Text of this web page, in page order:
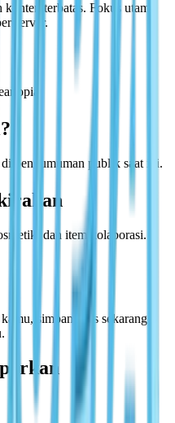
terbatas. Fokus utama
server.
pengumuman publik saat ini.
dan item kolaborasi.
simpan pass sekarang